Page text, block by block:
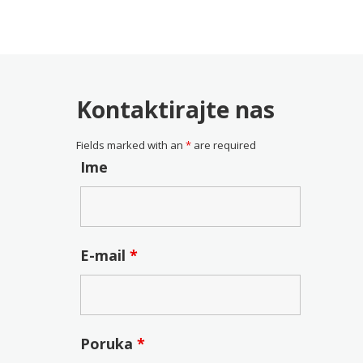
Kontaktirajte nas
Fields marked with an* are required
Ime
E-mail*
Poruka*